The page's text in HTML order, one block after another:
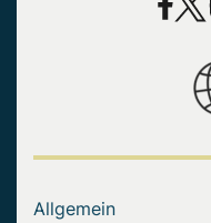
Allgemein